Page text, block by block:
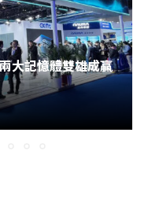
大記憶體雙雄成贏